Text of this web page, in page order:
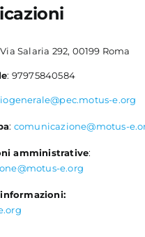
Salaria 292, 00199 Roma
: 97975840584
e.org
: comunicazione@motus-
amministrative:
e.org